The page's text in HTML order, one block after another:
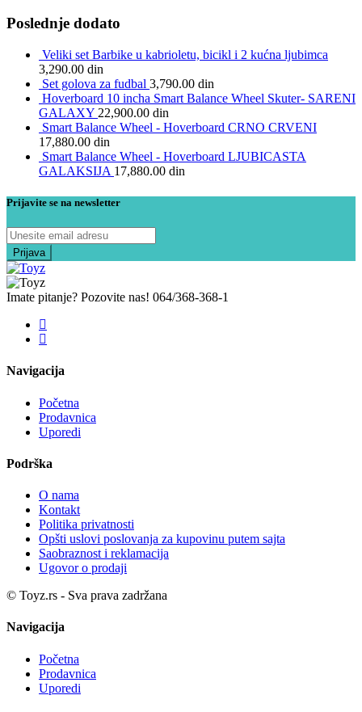
Poslednje dodato
Veliki set Barbike u kabrioletu, bicikl i 2 kućna ljubimca
3,290.00 din
Set golova za fudbal 3,790.00 din
Hoverboard 10 incha Smart Balance Wheel Skuter- SARENI
GALAXY 22,900.00 din
Smart Balance Wheel - Hoverboard CRNO CRVENI
17,880.00 din
Smart Balance Wheel - Hoverboard LJUBICASTA
GALAKSIJA 17,880.00 din
Prijavite se na newsletter
Imate pitanje? Pozovite nas! 064/368-368-1
Navigacija
Početna
Prodavnica
Uporedi
Podrška
O nama
Kontakt
Politika privatnosti
Opšti uslovi poslovanja za kupovinu putem sajta
Saobraznost i reklamacija
Ugovor o prodaji
© Toyz.rs - Sva prava zadržana
Navigacija
Početna
Prodavnica
Uporedi